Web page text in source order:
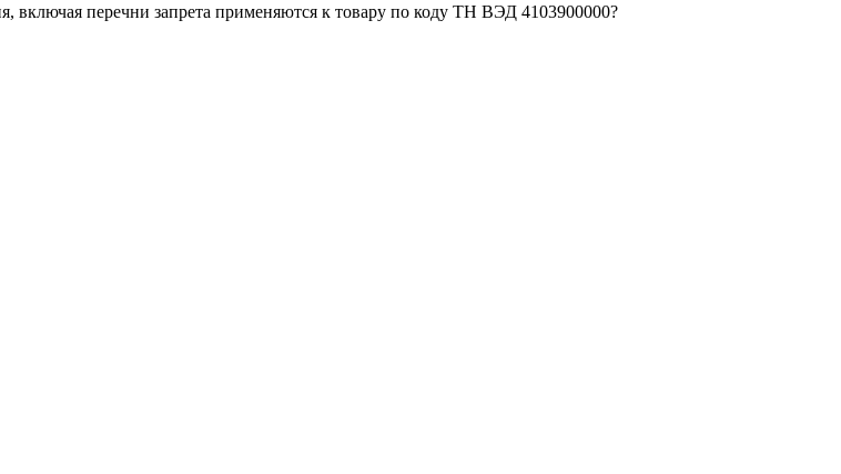
включая перечни запрета применяются к товару по коду ТН ВЭД 4103900000?